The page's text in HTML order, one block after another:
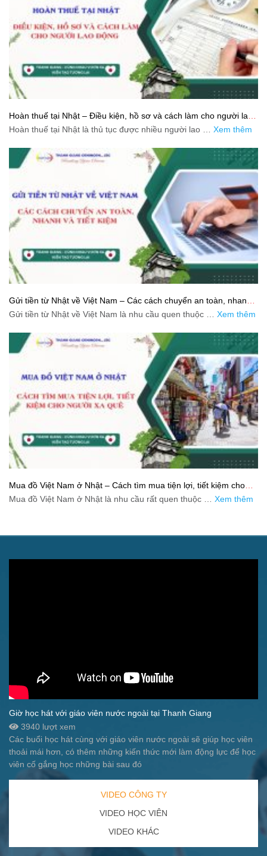
Hoàn thuế tại Nhật – Điều kiện, hồ sơ và cách làm cho người lao
động
Hoàn thuế tại Nhật là thủ tục được nhiều người lao … Xem thêm
Gửi tiền từ Nhật về Việt Nam – Các cách chuyển an toàn, nhanh
và tiết kiệm
Gửi tiền từ Nhật về Việt Nam là nhu cầu quen thuộc … Xem thêm
Mua đồ Việt Nam ở Nhật – Cách tìm mua tiện lợi, tiết kiệm cho
người xa quê
Mua đồ Việt Nam ở Nhật là nhu cầu rất quen thuộc … Xem thêm
Giờ học hát với giáo viên nước ngoài tại Thanh Giang
3940 lượt xem
Các buổi học hát cùng với giáo viên nước ngoài sẽ giúp học viên
thoải mái hơn, có thêm những kiến thức mới làm động lực để học
viên cố gắng học những bài sau đó
VIDEO CÔNG TY
VIDEO HỌC VIÊN
VIDEO KHÁC